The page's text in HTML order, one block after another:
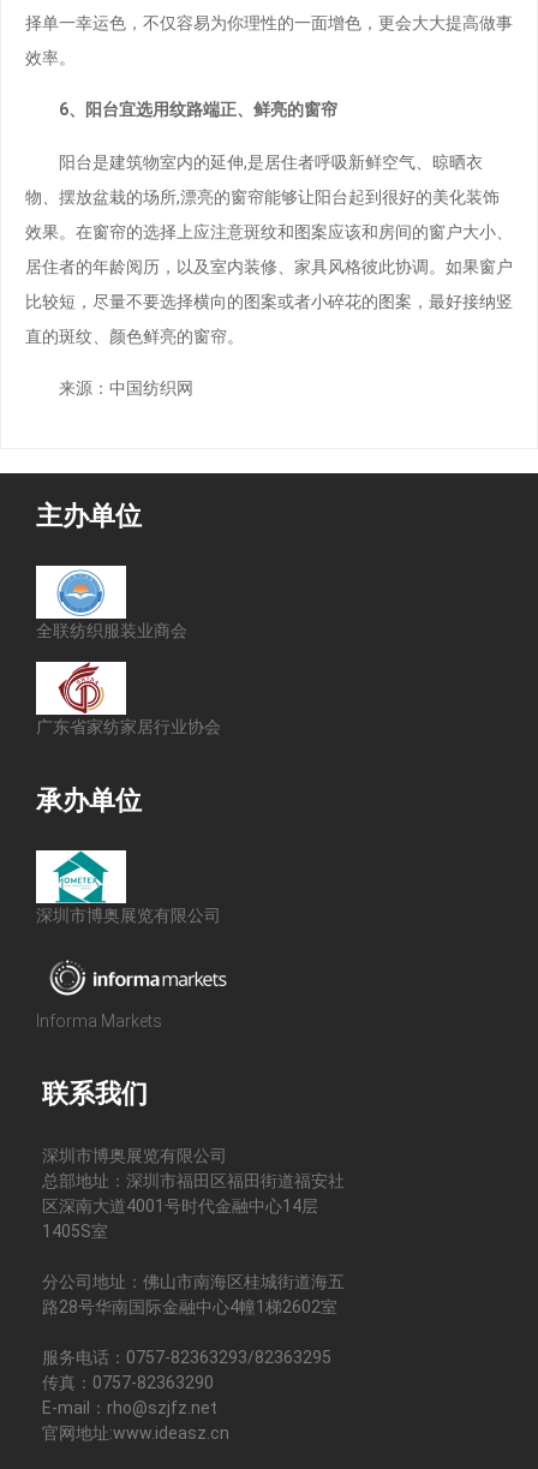
择单一幸运色，不仅容易为你理性的一面增色，更会大大提高做事
效率。
6、阳台宜选用纹路端正、鲜亮的窗帘
阳台是建筑物室内的延伸,是居住者呼吸新鲜空气、晾晒衣
物、摆放盆栽的场所,漂亮的窗帘能够让阳台起到很好的美化装饰
效果。在窗帘的选择上应注意斑纹和图案应该和房间的窗户大小、
居住者的年龄阅历，以及室内装修、家具风格彼此协调。如果窗户
比较短，尽量不要选择横向的图案或者小碎花的图案，最好接纳竖
直的斑纹、颜色鲜亮的窗帘。
来源：中国纺织网
主办单位
全联纺织服装业商会
广东省家纺家居行业协会
承办单位
深圳市博奥展览有限公司
Informa Markets
联系我们
深圳市博奥展览有限公司
总部地址：深圳市福田区福田街道福安社
区深南大道4001号时代金融中心14层
1405S室
分公司地址：佛山市南海区桂城街道海五
路28号华南国际金融中心4幢1梯2602室
服务电话：0757-82363293/82363295
传真：0757-82363290
E-mail：rho@szjfz.net
官网地址:www.ideasz.cn